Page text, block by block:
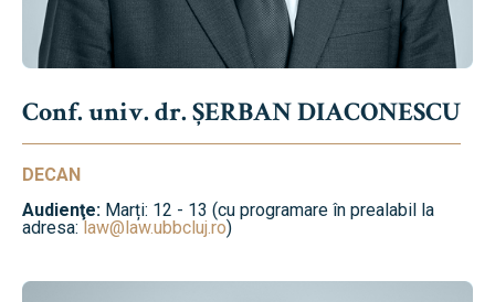
Conf. univ. dr. ȘERBAN DIACONESCU
DECAN
Audienţe: Marți: 12 - 13 (cu programare în prealabil la
adresa:law@law.ubbcluj.ro)